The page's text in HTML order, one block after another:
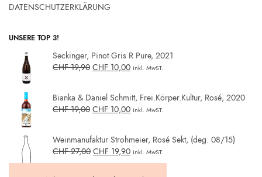
DATENSCHUTZERKLÄRUNG
UNSERE TOP 3!
Seckinger, Pinot Gris R Pure, 2021
CHF19,90 CHF 10,00 inkl. MwST.
Bianka & Daniel Schmitt, Frei.Körper.Kultur, Rosé, 2020
CHF19,00 CHF 10,00 inkl. MwST.
Weinmanufaktur Strohmeier, Rosé Sekt, (deg. 08/15)
CHF27,00 CHF 19,90 inkl. MwST.